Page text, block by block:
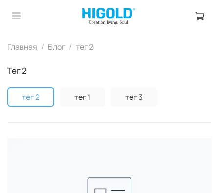
Главная Блог тег 2
тег 2
тег 2 тег 1 тег 3